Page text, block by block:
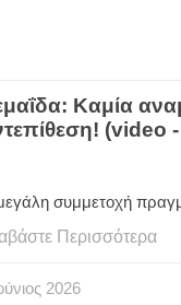
Καμία
(video
συμμετοχή
Περισσότερα
2026